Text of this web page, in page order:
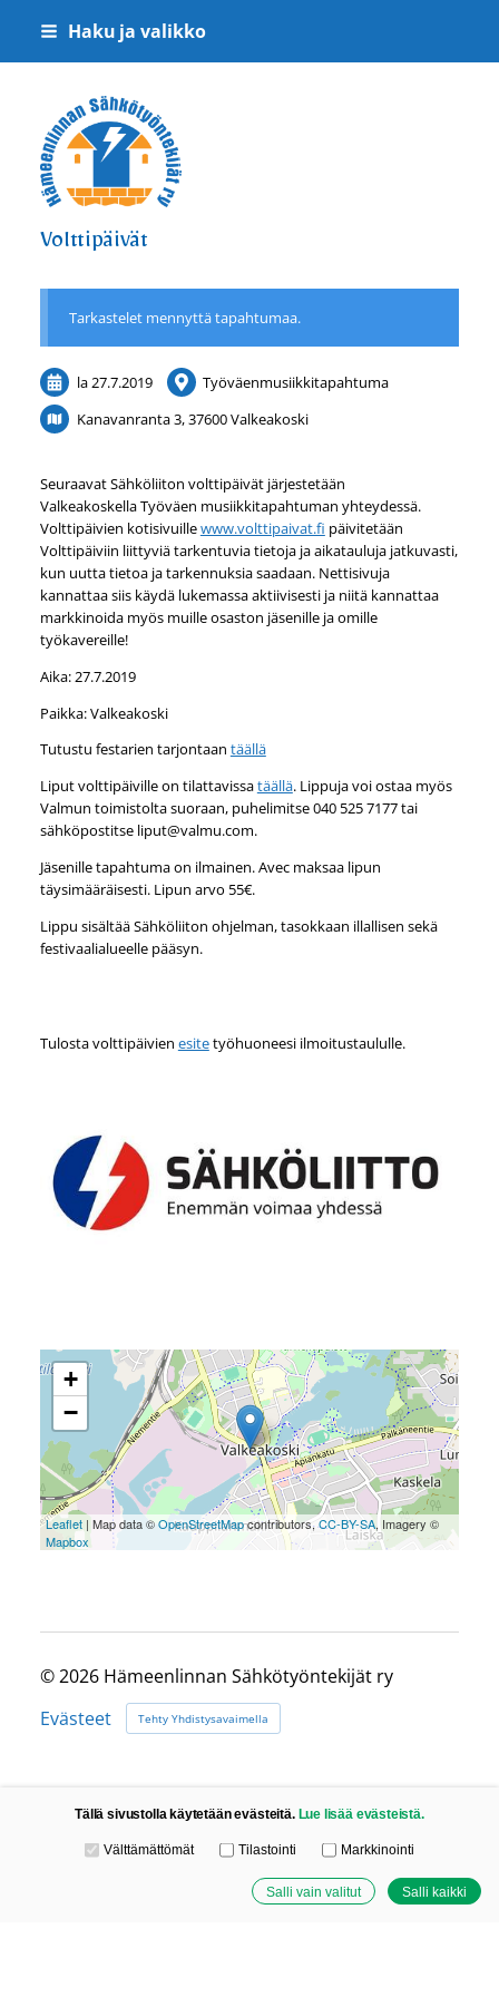
Siirry
sivun
sisältöön
Haku ja valikko
Hämeenlinnan Sähkötyöntekijät ry
Volttipäivät
Tarkastelet mennyttä tapahtumaa.
la 27.7.2019
Työväenmusiikkitapahtuma
Kanavanranta 3, 37600 Valkeakoski
Seuraavat Sähköliiton volttipäivät järjestetään
Valkeakoskella Työväen musiikkitapahtuman yhteydessä.
Volttipäivien kotisivuillewww.volttipaivat.fi päivitetään
Volttipäiviin liittyviä tarkentuvia tietoja ja aikatauluja jatkuvasti,
kun uutta tietoa ja tarkennuksia saadaan. Nettisivuja
kannattaa siis käydä lukemassa aktiivisesti ja niitä kannattaa
markkinoida myös muille osaston jäsenille ja omille
työkavereille!
Aika: 27.7.2019
Paikka: Valkeakoski
Tutustu festarien tarjontaan täällä
Liput volttipäiville on tilattavissatäällä. Lippuja voi ostaa myös
Valmun toimistolta suoraan, puhelimitse 040 525 7177 tai
sähköpostitse liput@valmu.com.
Jäsenille tapahtuma on ilmainen. Avec maksaa lipun
täysimääräisesti. Lipun arvo 55€.
Lippu sisältää Sähköliiton ohjelman, tasokkaan illallisen sekä
festivaalialueelle pääsyn.
Tulosta volttipäivien esitetyöhuoneesi ilmoitustaululle.
+
−
Leaflet| Map data ©OpenStreetMapcontributors,CC-BY-SA, Imagery ©
Mapbox
©2026 Hämeenlinnan Sähkötyöntekijät ry
Evästeet
Tehty Yhdistysavaimella
Tällä sivustolla käytetään evästeitä. Lue lisää evästeistä.
Valitse käytettävät evästeet
Välttämättömät Tilastointi Markkinointi
Salli vain valitut Salli kaikki